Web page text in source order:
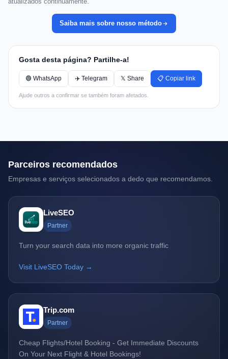
Saiba mais sobre nosso método
Gosta desta página? Partilhe-a!
🟢 WhatsApp ✈️ Telegram 𝕏 Share 📋 Copiar link
Ajude outros a confirmar se também foram afetados.
Parceiros recomendados
Empresas e serviços selecionados a dedo que recomendamos.
LiveSEO
Partner
Turn your search data into more organic traffic
Visit LiveSEO Today →
Trip.com
Partner
Cheap Flights/Hotel Booking - Get Immediate Discounts
On Your Next Flight & Hotel Bookings!